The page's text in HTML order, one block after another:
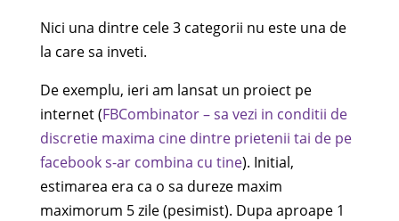
Nici una dintre cele 3 categorii nu este una de
la care sa inveti.
De exemplu, ieri am lansat un proiect pe
internet (FBCombinator – sa vezi in conditii de
discretie maxima cine dintre prietenii tai de pe
facebook s-ar combina cu tine). Initial,
estimarea era ca o sa dureze maxim
maximorum 5 zile (pesimist). Dupa aproape 1